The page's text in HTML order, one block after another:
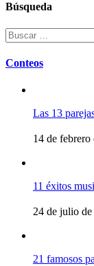
Búsqueda
Buscar:
Conteos
Las 13
14 de febrero
11 éxitos
24 de julio
21 famosos